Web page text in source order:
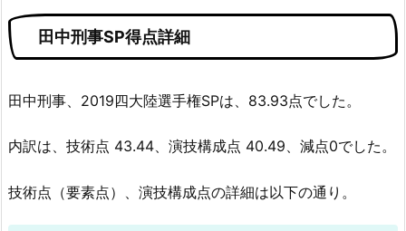
田中刑事SP得点詳細
田中刑事、2019四大陸選手権SPは、83.93点でした。
内訳は、技術点 43.44、演技構成点 40.49、減点0でした。
技術点（要素点）、演技構成点の詳細は以下の通り。